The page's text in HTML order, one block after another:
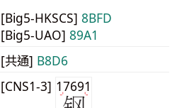
[Big5-HKSCS] 8BFD
[Big5-UAO] 89A1
[共通] B8D6
[CNS1-3] 17691